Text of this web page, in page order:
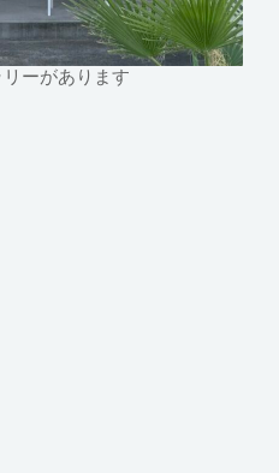
リーがあります